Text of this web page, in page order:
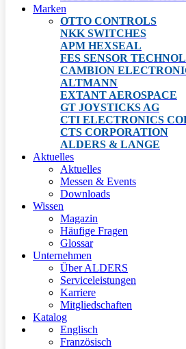
Marken
OTTO CONTROLS
NKK SWITCHES
APM HEXSEAL
FES SENSOR
CAMBION
ALTMANN
EXTANT AEROSPACE
GT JOYSTICKS AG
CTI ELECTRONICS
CTS CORPORATION
ALDERS & LANGE
Aktuelles
Aktuelles
Messen & Events
Downloads
Wissen
Magazin
Häufige Fragen
Glossar
Unternehmen
Über ALDERS
Serviceleistungen
Karriere
Mitgliedschaften
Katalog
Englisch
Französisch